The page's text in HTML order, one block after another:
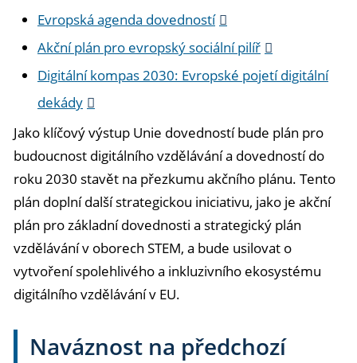
Evropská agenda dovedností
Akční plán pro evropský sociální pilíř
Digitální kompas 2030: Evropské pojetí digitální
dekády
Jako klíčový výstup Unie dovedností bude plán pro
budoucnost digitálního vzdělávání a dovedností do
roku 2030 stavět na přezkumu akčního plánu. Tento
plán doplní další strategickou iniciativu, jako je akční
plán pro základní dovednosti a strategický plán
vzdělávání v oborech STEM, a bude usilovat o
vytvoření spolehlivého a inkluzivního ekosystému
digitálního vzdělávání v EU.
Naváznost na předchozí